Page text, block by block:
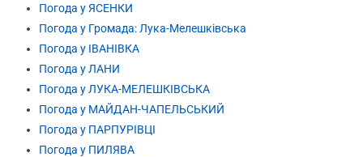
Погода у ЯСЕНКИ
Погода у Громада: Лука-Мелешківська
Погода у ІВАНІВКА
Погода у ЛАНИ
Погода у ЛУКА-МЕЛЕШКІВСЬКА
Погода у МАЙДАН-ЧАПЕЛЬСЬКИЙ
Погода у ПАРПУРІВЦІ
Погода у ПИЛЯВА